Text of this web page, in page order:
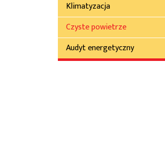
Klimatyzacja
Czyste powietrze
Audyt energetyczny